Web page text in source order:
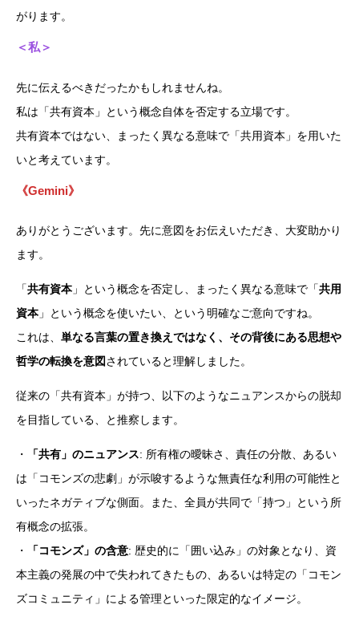
がります。
＜私＞
先に伝えるべきだったかもしれませんね。
私は「共有資本」という概念自体を否定する立場です。
共有資本ではない、まったく異なる意味で「共用資本」を用いた
いと考えています。
《Gemini》
ありがとうございます。先に意図をお伝えいただき、大変助かり
ます。
「共有資本」という概念を否定し、まったく異なる意味で「共用
資本」という概念を使いたい、という明確なご意向ですね。
これは、 単なる言葉の置き換えではなく、その背後にある思想や
哲学の転換を意図されていると理解しました。
従来の「共有資本」が持つ、以下のようなニュアンスからの脱却
を目指している、と推察します。
・ 「共有」のニュアンス: 所有権の曖昧さ、責任の分散、あるい
は「コモンズの悲劇」が示唆するような無責任な利用の可能性と
いったネガティブな側面。また、全員が共同で「持つ」という所
有概念の拡張。
・
「コモンズ」の含意: 歴史的に「囲い込み」の対象となり、資
本主義の発展の中で失われてきたもの、あるいは特定の「コモン
ズコミュニティ」による管理といった限定的なイメージ。